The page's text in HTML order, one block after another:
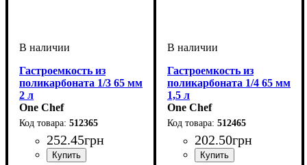
Гастроемкость из
поликарбоната 1/3 65 мм
2 л
One Chef
512365
252.45грн
Гастроемкость из
поликарбоната 1/4 65 мм
1,5 л
One Chef
512465
202.50грн